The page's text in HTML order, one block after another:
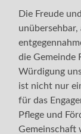
Die Freude
unübersehbar,
die Gemeinde
Würdigung
ist nicht nur
für das
Pflege und
Gemeinschaft